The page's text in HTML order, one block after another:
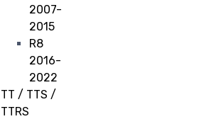
2007-
2015
R8
2016-
2022
TT / TTS /
TTRS